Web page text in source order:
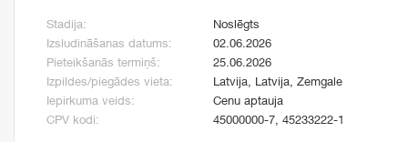
Stadija:
Noslēgts
Izsludināšanas datums:
02.06.2026
Pieteikšanās termiņš:
25.06.2026
Izpildes/piegādes vieta:
Latvija, Latvija, Zemgale
Iepirkuma veids:
Cenu aptauja
CPV kodi:
45000000-7, 45233222-1